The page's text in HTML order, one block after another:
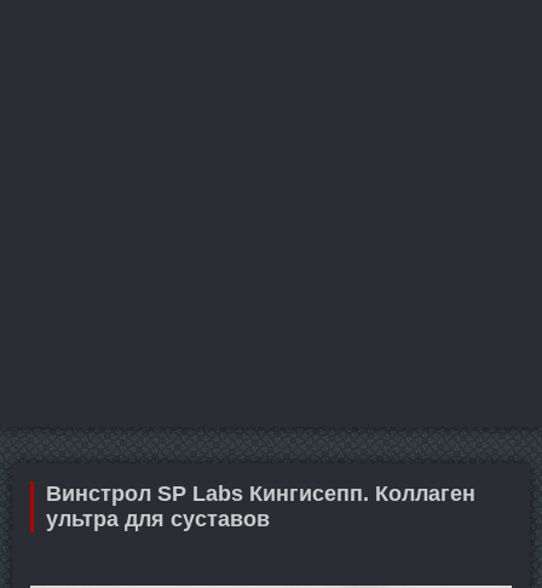
Винстрол SP Labs Кингисепп. Коллаген
ультра для суставов